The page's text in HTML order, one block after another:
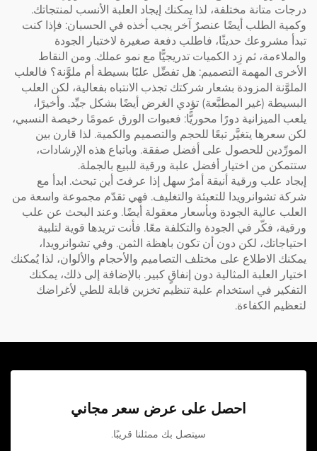
درجات متانة مختلفة، لذا يمكنك إيجاد العلبة الأنسب لمنتجاتك.
وكمية الطلب أيضًا عنصرٌ آخر يجب أخذه في الحسبان: فإذا كنت
تبدأ مشروعك حديثًا، فاطلب دفعة صغيرة لاختبار الجودة
والملاءمة، ثم زِد الكميات تدريجيًّا مع نمو عملك. ومن النقاط
الأخرى المهمة التصميم: هل تفضِّل علبًا بسيطة أم ملوَّنة؟ فالعلب
الملوَّنة المزودة بشعار شركتك تجذب الانتباه بفعالية، لكن العلب
البسيطة (غير المطبَّعة) تؤدي الغرض أيضًا بشكل جيِّد. وأخيرًا،
يلعب الميزانية دورًا محوريًّا: فعبوات الورق عمومًا رخيصة النسبي،
لكن سعرها يتغيَّر تبعًا للحجم والتصميم والكمية. لذا قارن بين
المورِّدين للحصول على أفضل صفقة. وباتباع هذه الإرشادات،
ستتمكن من اختيار أفضل علبة ورقية للبيع بالجملة.
إيجاد علب ورقية أنيقة أمرٌ سهل إذا عرفتَ أين تبحث. ابدأ مع
شركة تشوانرويدا للتعبئة والتغليف. فهي تقدّم مجموعة واسعة من
العلب عالية الجودة وبأسعار معقولة أيضًا. وعند البحث عن علب
ورقية، فكّر في الجودة والتكلفة معًا. فأنت تريدها قوية لتلبية
احتياجاتك، لكن دون أن تكون باهظة الثمن. وفي تشوانرويدا،
يمكنك الاطلاع على مختلف التصاميم والأحجام والألوان، لذا يُمكنك
اختيار العلبة المثالية دون إنفاقٍ كبير. بالإضافة إلى ذلك، يمكنك
التفكير في استخدام علبة تنظيم تخزين قابلة للطي لأغراضك
لتعظيم الكفاءة.
احصل على عرض سعر مجاني
سيتصل بك ممثلنا قريبًا.